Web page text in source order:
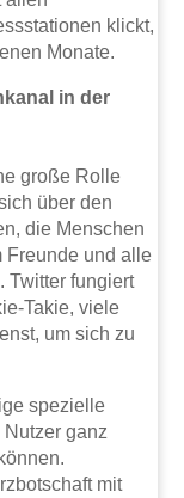
klickt,
Monate.
in der
große Rolle
über den
die Menschen
Freunde und alle
Twitter fungiert
Takie, viele
um sich zu
spezielle
Nutzer ganz
mit